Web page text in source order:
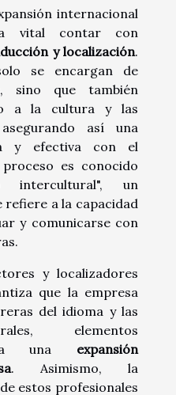
internacional
vital contar con
y localización.
se encargan de
sino que también
a la cultura y las
así una
y efectiva con el
es conocido
intercultural", un
a la capacidad
y comunicarse con
y localizadores
que la empresa
del idioma y las
elementos
una expansión
. Asimismo, la
estos profesionales